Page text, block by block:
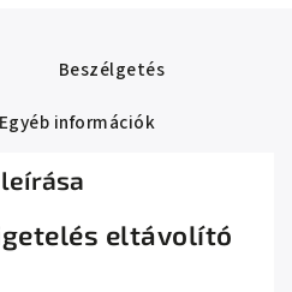
Beszélgetés
Egyéb információk
eltávolító